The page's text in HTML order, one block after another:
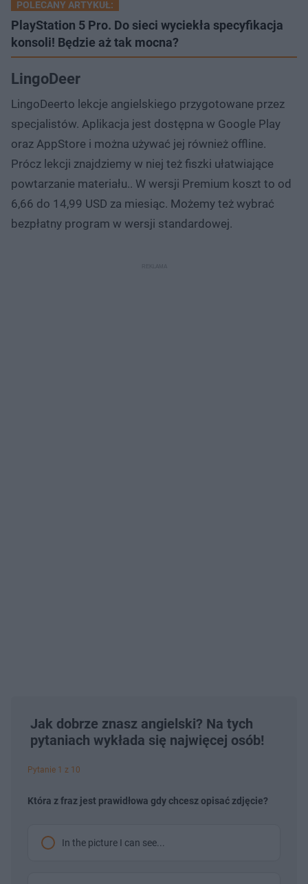
POLECANY ARTYKUŁ:
PlayStation 5 Pro. Do sieci wyciekła specyfikacja
konsoli! Będzie aż tak mocna?
LingoDeer
LingoDeerto lekcje angielskiego przygotowane przez
specjalistów. Aplikacja jest dostępna w Google Play
oraz AppStore i można używać jej również offline.
Prócz lekcji znajdziemy w niej też fiszki ułatwiające
powtarzanie materiału.. W wersji Premium koszt to od
6,66 do 14,99 USD za miesiąc. Możemy też wybrać
bezpłatny program w wersji standardowej.
Jak dobrze znasz angielski? Na tych
pytaniach wykłada się najwięcej osób!
Pytanie 1 z 10
Która z fraz jest prawidłowa gdy chcesz opisać zdjęcie?
In the picture I can see...